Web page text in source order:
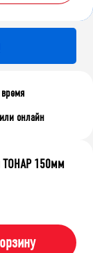
онлайн
ТОНАР 150мм